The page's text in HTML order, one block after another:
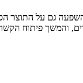
גם על התוצר
והמשך פיתוח